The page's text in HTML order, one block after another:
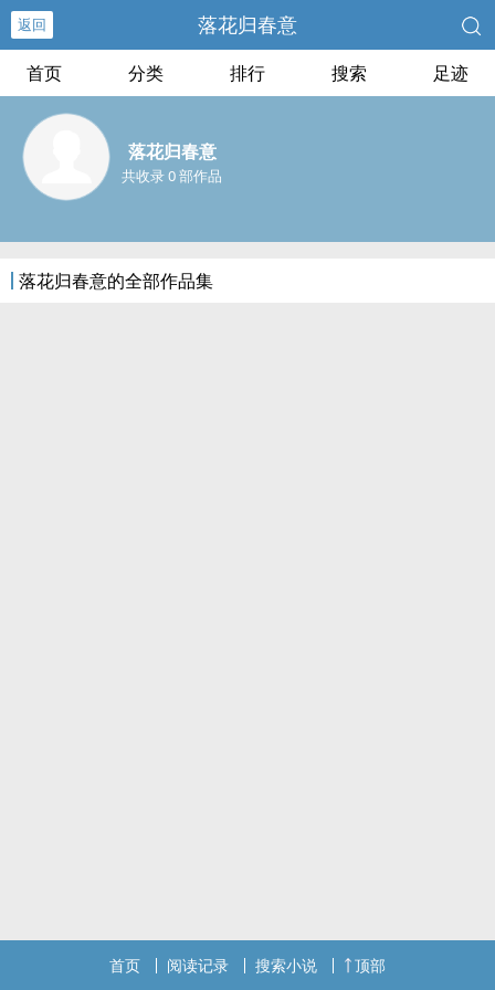
返回 落花归春意
首页 分类 排行 搜索 足迹
落花归春意
共收录 0 部作品
落花归春意的全部作品集
首页 阅读记录 搜索小说 顶部